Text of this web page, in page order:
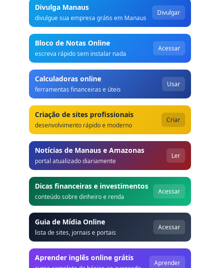
Divulga Manaus
divulgue sua empresa grátis em Manaus
Divulgar
Bloco de Notas Online
escreva rápido sem instalar nada
Acessar
Calculadoras online
ferramentas financeiras e úteis
Usar
Criação de sites profissionais
desenvolvimento rápido e moderno
Criar
Notícias de Manaus e Amazonas
portal atualizado diariamente
Ler
Dicas financeiras e investimentos
conteúdo sobre dinheiro e renda
Acessar
Guia de Mídia Online
lista de sites, jornais e portais
Acessar
Aprender inglês online grátis
Aprender